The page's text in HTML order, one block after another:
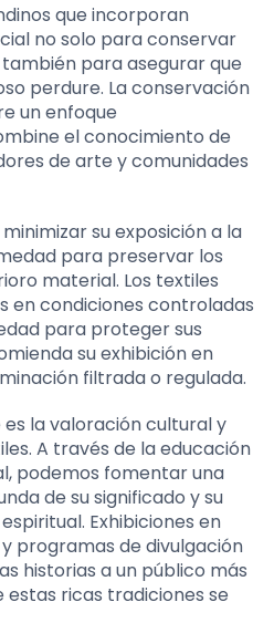
que incorporan
no solo para conservar
para asegurar que
perdure. La conservación
un enfoque
el conocimiento de
de arte y comunidades
su exposición a la
para preservar los
material. Los textiles
en condiciones controladas
para proteger sus
su exhibición en
filtrada o regulada.
la valoración cultural y
A través de la educación
podemos fomentar una
de su significado y su
Exhibiciones en
programas de divulgación
historias a un público más
estas ricas tradiciones se